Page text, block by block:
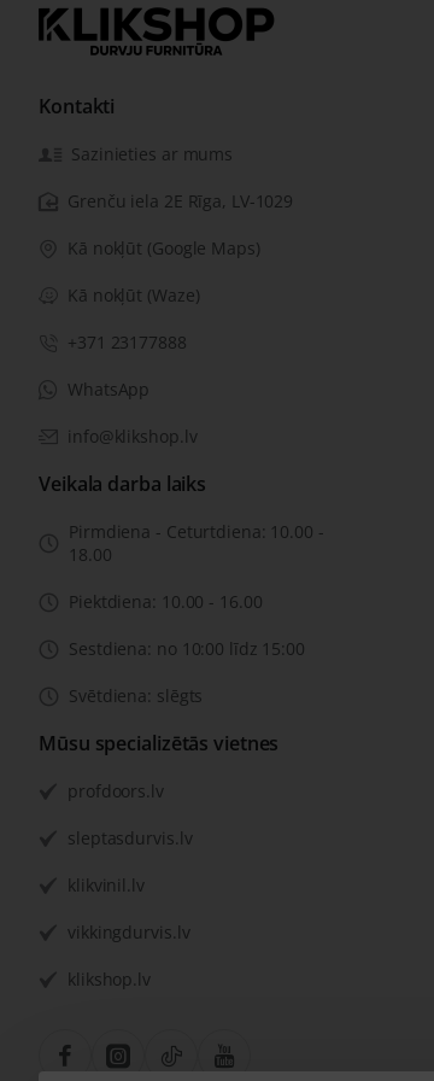
Kontakti
Sazinieties ar mums
Grenču iela 2E Rīga, LV-1029
Kā nokļūt (Google Maps)
Kā nokļūt (Waze)
+371 23177888
WhatsApp
info@klikshop.lv
Veikala darba laiks
Pirmdiena - Ceturtdiena: 10.00 -
18.00
Piektdiena: 10.00 - 16.00
Sestdiena: no 10:00 līdz 15:00
Svētdiena: slēgts
Mūsu specializētās vietnes
profdoors.lv
sleptasdurvis.lv
klikvinil.lv
vikkingdurvis.lv
klikshop.lv